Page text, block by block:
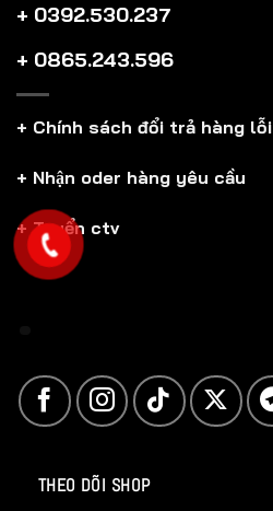
+ 0392.530.237
+ 0865.243.596
+ Chính sách đổi trả hàng lỗi
+ Nhận oder hàng yêu cầu
+ Tuyển ctv
THEO DÕI SHOP